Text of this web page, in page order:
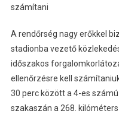
számítani
A rendőrség nagy erőkkel
stadionba vezető
időszakos
ellenőrzésre kell
30 perc között a 4-es
szakaszán a 268.